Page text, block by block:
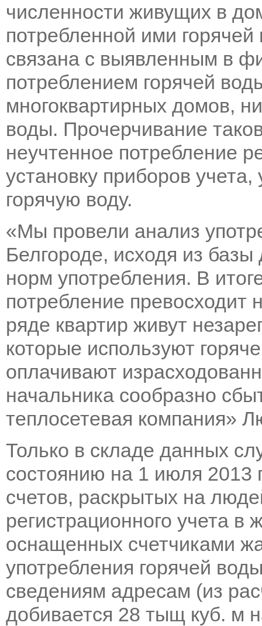
численности живущих в
потребленной ими
связана с выявленным в
потреблением горячей
многоквартирных домов,
воды. Прочерчивание
неучтенное потребление
установку приборов
горячую воду.
«Мы провели анализ
Белгороде, исходя из
норм употребления. В
потребление превосходит
ряде квартир живут
которые используют
оплачивают
начальника сообразно
теплосетевая компания»
Только в складе данных
состоянию на 1 июля 2013
счетов, раскрытых на
регистрационного учета
оснащенных счетчиками
употребления горячей
сведениям адресам (из
добивается 28 тыщ куб. м